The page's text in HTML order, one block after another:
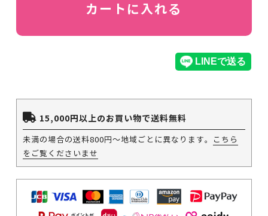
カートに入れる
15,000円以上のお買い物で送料無料
未満の場合の送料800円～地域ごとに異なります。
こちら
をご覧くださいませ